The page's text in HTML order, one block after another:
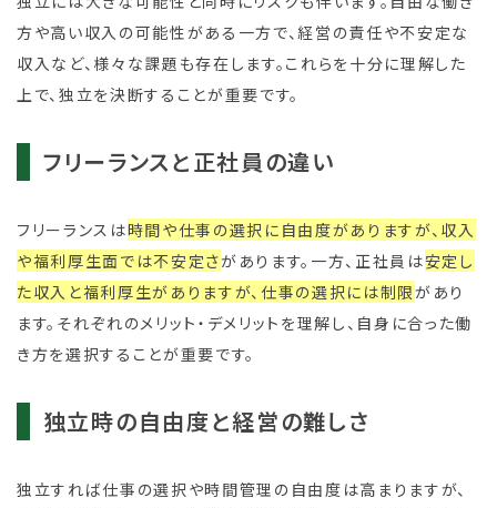
方や高い収入の可能性がある一方で、経営の責任や不安定な
収入など、様々な課題も存在します。これらを十分に理解した
上で、独立を決断することが重要です。
フリーランスと正社員の違い
フリーランスは時間や仕事の選択に自由度がありますが、収入
や福利厚生面では不安定さがあります。一方、正社員は安定し
た収入と福利厚生がありますが、仕事の選択には制限があり
ます。それぞれのメリット・デメリットを理解し、自身に合った働
き方を選択することが重要です。
独立時の自由度と経営の難しさ
独立すれば仕事の選択や時間管理の自由度は高まりますが、